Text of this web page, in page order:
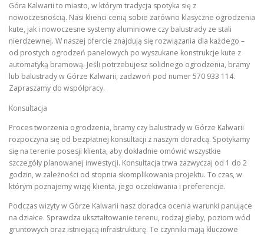
Góra Kalwarii to miasto, w którym tradycja spotyka się z
nowoczesnością. Nasi klienci cenią sobie zarówno klasyczne ogrodzenia
kute, jak i nowoczesne systemy aluminiowe czy balustrady ze stali
nierdzewnej. W naszej ofercie znajdują się rozwiązania dla każdego –
od prostych ogrodzeń panelowych po wyszukane konstrukcje kute z
automatyką bramową. Jeśli potrzebujesz solidnego ogrodzenia, bramy
lub balustrady w Górze Kalwarii, zadzwoń pod numer 570 933 114.
Zapraszamy do współpracy.
Konsultacja
Proces tworzenia ogrodzenia, bramy czy balustrady w Górze Kalwarii
rozpoczyna się od bezpłatnej konsultacji z naszym doradcą. Spotykamy
się na terenie posesji klienta, aby dokładnie omówić wszystkie
szczegóły planowanej inwestycji. Konsultacja trwa zazwyczaj od 1 do 2
godzin, w zależności od stopnia skomplikowania projektu. To czas, w
którym poznajemy wizję klienta, jego oczekiwania i preferencje.
Podczas wizyty w Górze Kalwarii nasz doradca ocenia warunki panujące
na działce. Sprawdza ukształtowanie terenu, rodzaj gleby, poziom wód
gruntowych oraz istniejącą infrastrukturę. Te czynniki mają kluczowe